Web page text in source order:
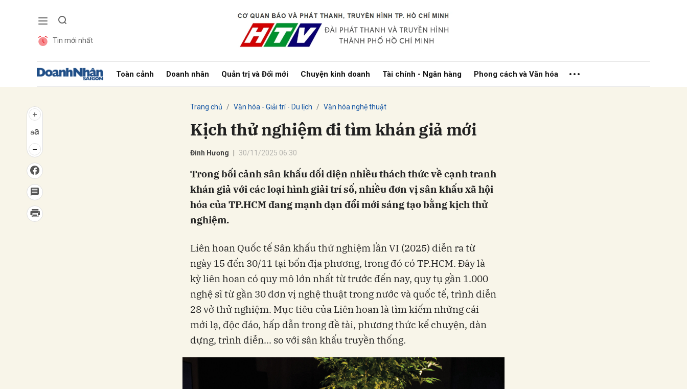
Tin mới nhất
Toàn cảnh Doanh nhân Quản trị và Đổi mới Chuyện kinh doanh Tài chính - Ngân hàng Phong cách và Văn hóa
Trang chủ Văn hóa - Giải trí - Du lịch Văn hóa nghệ thuật
Kịch thử nghiệm đi tìm khán giả mới
Đinh Hương 30/11/2025 06:30
Trong bối cảnh sân khấu đối diện nhiều thách thức về cạnh tranh
khán giả với các loại hình giải trí số, nhiều đơn vị sân khấu xã hội
hóa của TP.HCM đang mạnh dạn đổi mới sáng tạo bằng kịch thử
nghiệm.
Liên hoan Quốc tế Sân khấu thử nghiệm lần VI (2025) diễn ra từ
ngày 15 đến 30/11 tại bốn địa phương, trong đó có TP.HCM. Đây là
kỳ liên hoan có quy mô lớn nhất từ trước đến nay, quy tụ gần 1.000
nghệ sĩ từ gần 30 đơn vị nghệ thuật trong nước và quốc tế, trình diễn
28 vở thử nghiệm. Mục tiêu của Liên hoan là tìm kiếm những cái
mới lạ, độc đáo, hấp dẫn trong đề tài, phương thức kể chuyện, dàn
dựng, trình diễn... so với sân khấu truyền thống.
Hủy Gửi